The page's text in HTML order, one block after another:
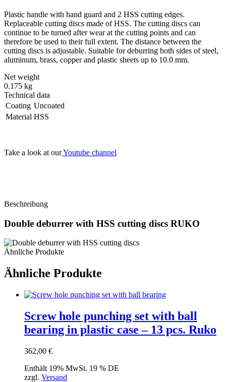
Plastic handle with hand guard and 2 HSS cutting edges.
Replaceable cutting discs made of HSS. The cutting discs can
continue to be turned after wear at the cutting points and can
therefore be used to their full extent. The distance between the
cutting discs is adjustable. Suitable for deburring both sides of steel,
aluminum, brass, copper and plastic sheets up to 10.0 mm.
Net weight
0.175 kg
Technical data
Coating Uncoated
Material HSS
Take a look at ourYoutube channel
Beschreibung
Double deburrer with HSS cutting discs RUKO
Ähnliche Produkte
Ähnliche Produkte
Screw hole punching set with ball
bearing in plastic case – 13 pcs. Ruko
362,00 €
Enthält 19% MwSt. 19 % DE
zzgl. Versand